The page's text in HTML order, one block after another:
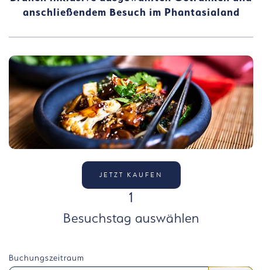
anschließendem Besuch im Phantasialand
JETZT KAUFEN
1
Besuchstag auswählen
Buchungszeitraum